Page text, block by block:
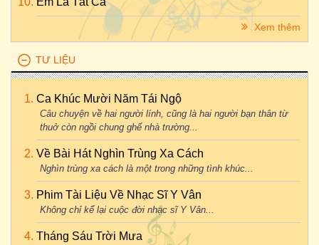
Xem thêm
TƯ LIỆU
Ca Khúc Mười Năm Tái Ngộ
Câu chuyện về hai người lính, cũng là hai người bạn thân từ
thuở còn ngồi chung ghế nhà trường...
Về Bài Hát Nghìn Trùng Xa Cách
Nghìn trùng xa cách là một trong những tình khúc...
Phim Tài Liệu Về Nhạc Sĩ Y Vân
Không chỉ kể lại cuộc đời nhạc sĩ Y Vân...
Tháng Sáu Trời Mưa